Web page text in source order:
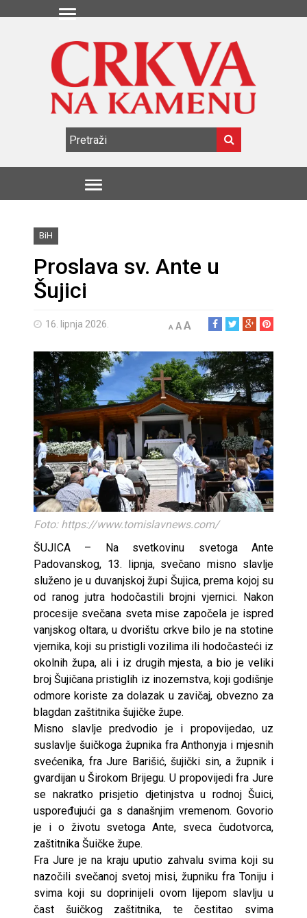
BiH
Proslava sv. Ante u
Šujici
16. lipnja 2026. A AA
Foto: https://www.tomislavnews.com/
ŠUJICA – Na svetkovinu svetoga Ante
Padovanskog, 13. lipnja, svečano misno slavlje
služeno je u duvanjskoj župi Šujica, prema kojoj su
od ranog jutra hodočastili brojni vjernici. Nakon
procesije svečana sveta mise započela je ispred
vanjskog oltara, u dvorištu crkve bilo je na stotine
vjernika, koji su pristigli vozilima ili hodočasteći iz
okolnih župa, ali i iz drugih mjesta, a bio je veliki
broj Šujičana pristiglih iz inozemstva, koji godišnje
odmore koriste za dolazak u zavičaj, obvezno za
blagdan zaštitnika šujičke župe.
Misno slavlje predvodio je i propovijedao, uz
suslavlje šuičkoga župnika fra Anthonyja i mjesnih
svećenika, fra Jure Barišić, šujički sin, a župnik i
gvardijan u Širokom Brijegu. U propovijedi fra Jure
se nakratko prisjetio djetinjstva u rodnoj Šuici,
uspoređujući ga s današnjim vremenom. Govorio
je i o životu svetoga Ante, sveca čudotvorca,
zaštitnika Šuičke župe.
Fra Jure je na kraju uputio zahvalu svima koji su
nazočili svečanoj svetoj misi, župniku fra Toniju i
svima koji su doprinijeli ovom lijepom slavlju u
čast šuičkog zaštitnika, te čestitao svima